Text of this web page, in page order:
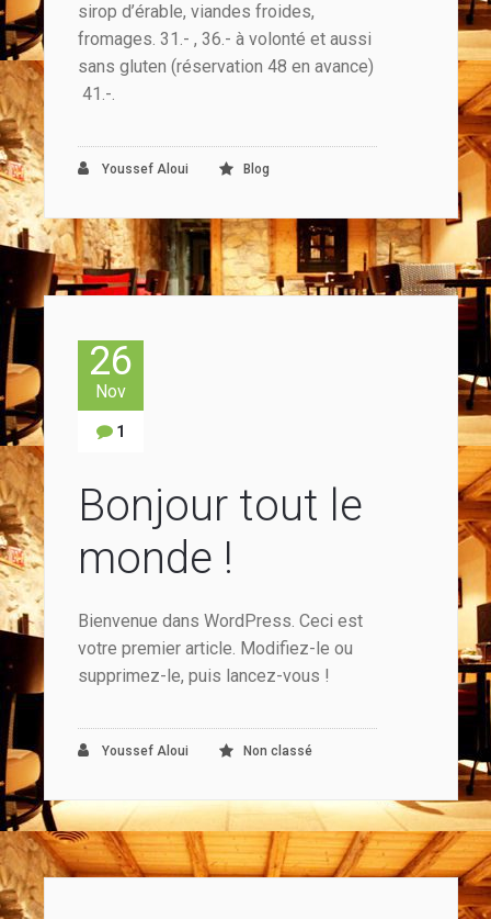
sirop d’érable, viandes froides,
fromages. 31.- , 36.- à volonté et aussi
sans gluten (réservation 48 en avance)
41.-.
Youssef Aloui Blog
26
Nov
1
Bonjour tout le
monde !
Bienvenue dans WordPress. Ceci est
votre premier article. Modifiez-le ou
supprimez-le, puis lancez-vous !
Youssef Aloui Non classé